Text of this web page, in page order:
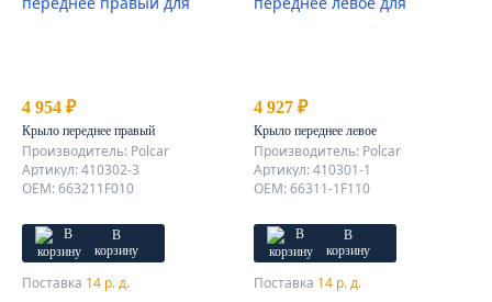
4 954 ₽
Крыло переднее правый
Производитель: Polcar
Артикул: 410302-3
OEM: 663211F010
В
корзину
Поставка 14 р. д.
4 927 ₽
Крыло переднее левое
Производитель: Polcar
Артикул: 410301-1
OEM: 66311-1F110
В
корзину
Поставка 14 р. д.